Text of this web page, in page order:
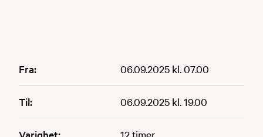
Fra: 06.09.2025 kl. 07.00
Til: 06.09.2025 kl. 19.00